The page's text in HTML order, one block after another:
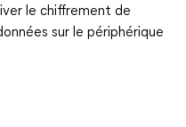
le chiffrement de
sur le périphérique